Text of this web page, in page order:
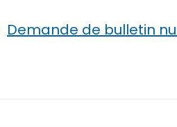
Demande de bulletin